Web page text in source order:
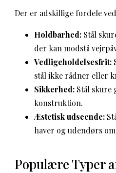
Der er adskillige fordele
Holdbarhed: Stål
der kan modstå
Vedligeholdelsesfrit:
stål ikke rådner eller
Sikkerhed: Stål
konstruktion.
Æstetisk udseende:
haver og udendørs
Populære Typer